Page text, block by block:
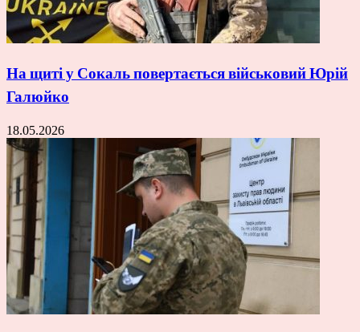
На щиті у Сокаль повертається військовий Юрій
Галюйко
18.05.2026